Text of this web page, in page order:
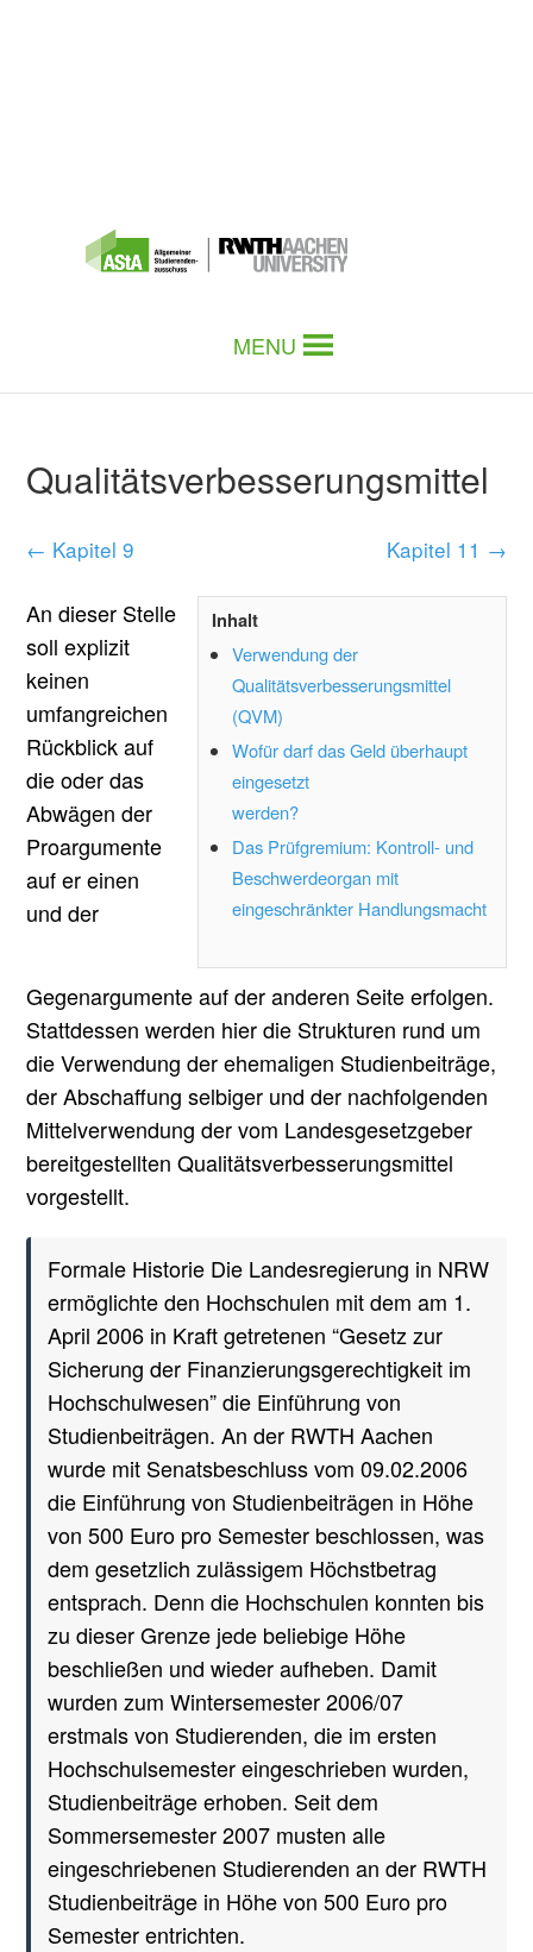
MENU
Qualitätsverbesserungsmittel
← Kapitel 9 Kapitel 11 →
Inhalt
Verwendung der
Qualitätsverbesserungsmittel
(QVM)
Wofür darf das Geld überhaupt
eingesetzt
werden?
Das Prüfgremium: Kontroll- und
Beschwerdeorgan mit
eingeschränkter Handlungsmacht
An dieser Stelle
soll explizit
keinen
umfangreichen
Rückblick auf
die oder das
Abwägen der
Proargumente
auf er einen
und der
Gegenargumente auf der anderen Seite erfolgen.
Stattdessen werden hier die Strukturen rund um
die Verwendung der ehemaligen Studienbeiträge,
der Abschaffung selbiger und der nachfolgenden
Mittelverwendung der vom Landesgesetzgeber
bereitgestellten Qualitätsverbesserungsmittel
vorgestellt.
Formale Historie Die Landesregierung in NRW
ermöglichte den Hochschulen mit dem am 1.
April 2006 in Kraft getretenen “Gesetz zur
Sicherung der Finanzierungsgerechtigkeit im
Hochschulwesen” die Einführung von
Studienbeiträgen. An der RWTH Aachen
wurde mit Senatsbeschluss vom 09.02.2006
die Einführung von Studienbeiträgen in Höhe
von 500 Euro pro Semester beschlossen, was
dem gesetzlich zulässigem Höchstbetrag
entsprach. Denn die Hochschulen konnten bis
zu dieser Grenze jede beliebige Höhe
beschließen und wieder aufheben. Damit
wurden zum Wintersemester 2006/07
erstmals von Studierenden, die im ersten
Hochschulsemester eingeschrieben wurden,
Studienbeiträge erhoben. Seit dem
Sommersemester 2007 musten alle
eingeschriebenen Studierenden an der RWTH
Studienbeiträge in Höhe von 500 Euro pro
Semester entrichten.